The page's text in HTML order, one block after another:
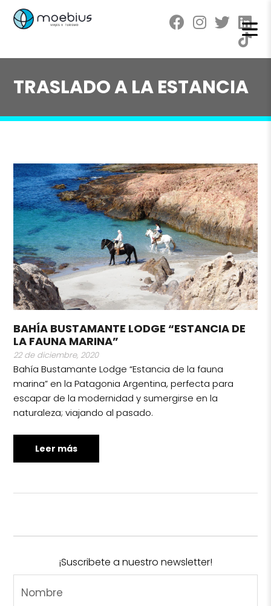
TRASLADO A LA ESTANCIA
BAHÍA BUSTAMANTE LODGE “ESTANCIA DE
LA FAUNA MARINA”
22 de diciembre, 2020
Bahía Bustamante Lodge “Estancia de la fauna
marina” en la Patagonia Argentina, perfecta para
escapar de la modernidad y sumergirse en la
naturaleza; viajando al pasado.
Leer más
¡Suscribete a nuestro newsletter!